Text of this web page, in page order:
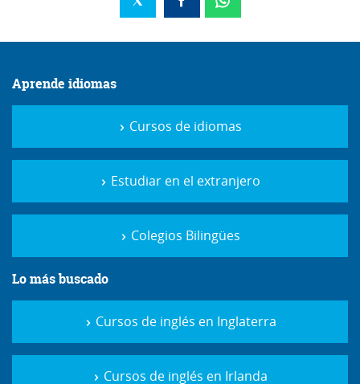
Aprende idiomas
Cursos de idiomas
Estudiar en el extranjero
Colegios Bilingües
Lo más buscado
Cursos de inglés en Inglaterra
Cursos de inglés en Irlanda